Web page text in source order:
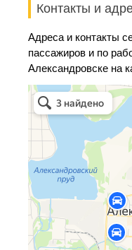
Контакты и
Адреса и контакты
пассажиров и по
Александровске на